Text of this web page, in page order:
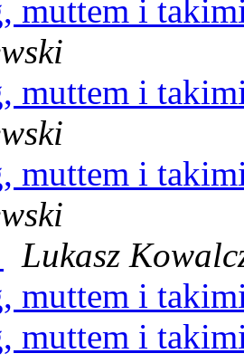
muttem i
muttem i
muttem i
Lukasz
muttem i
muttem i